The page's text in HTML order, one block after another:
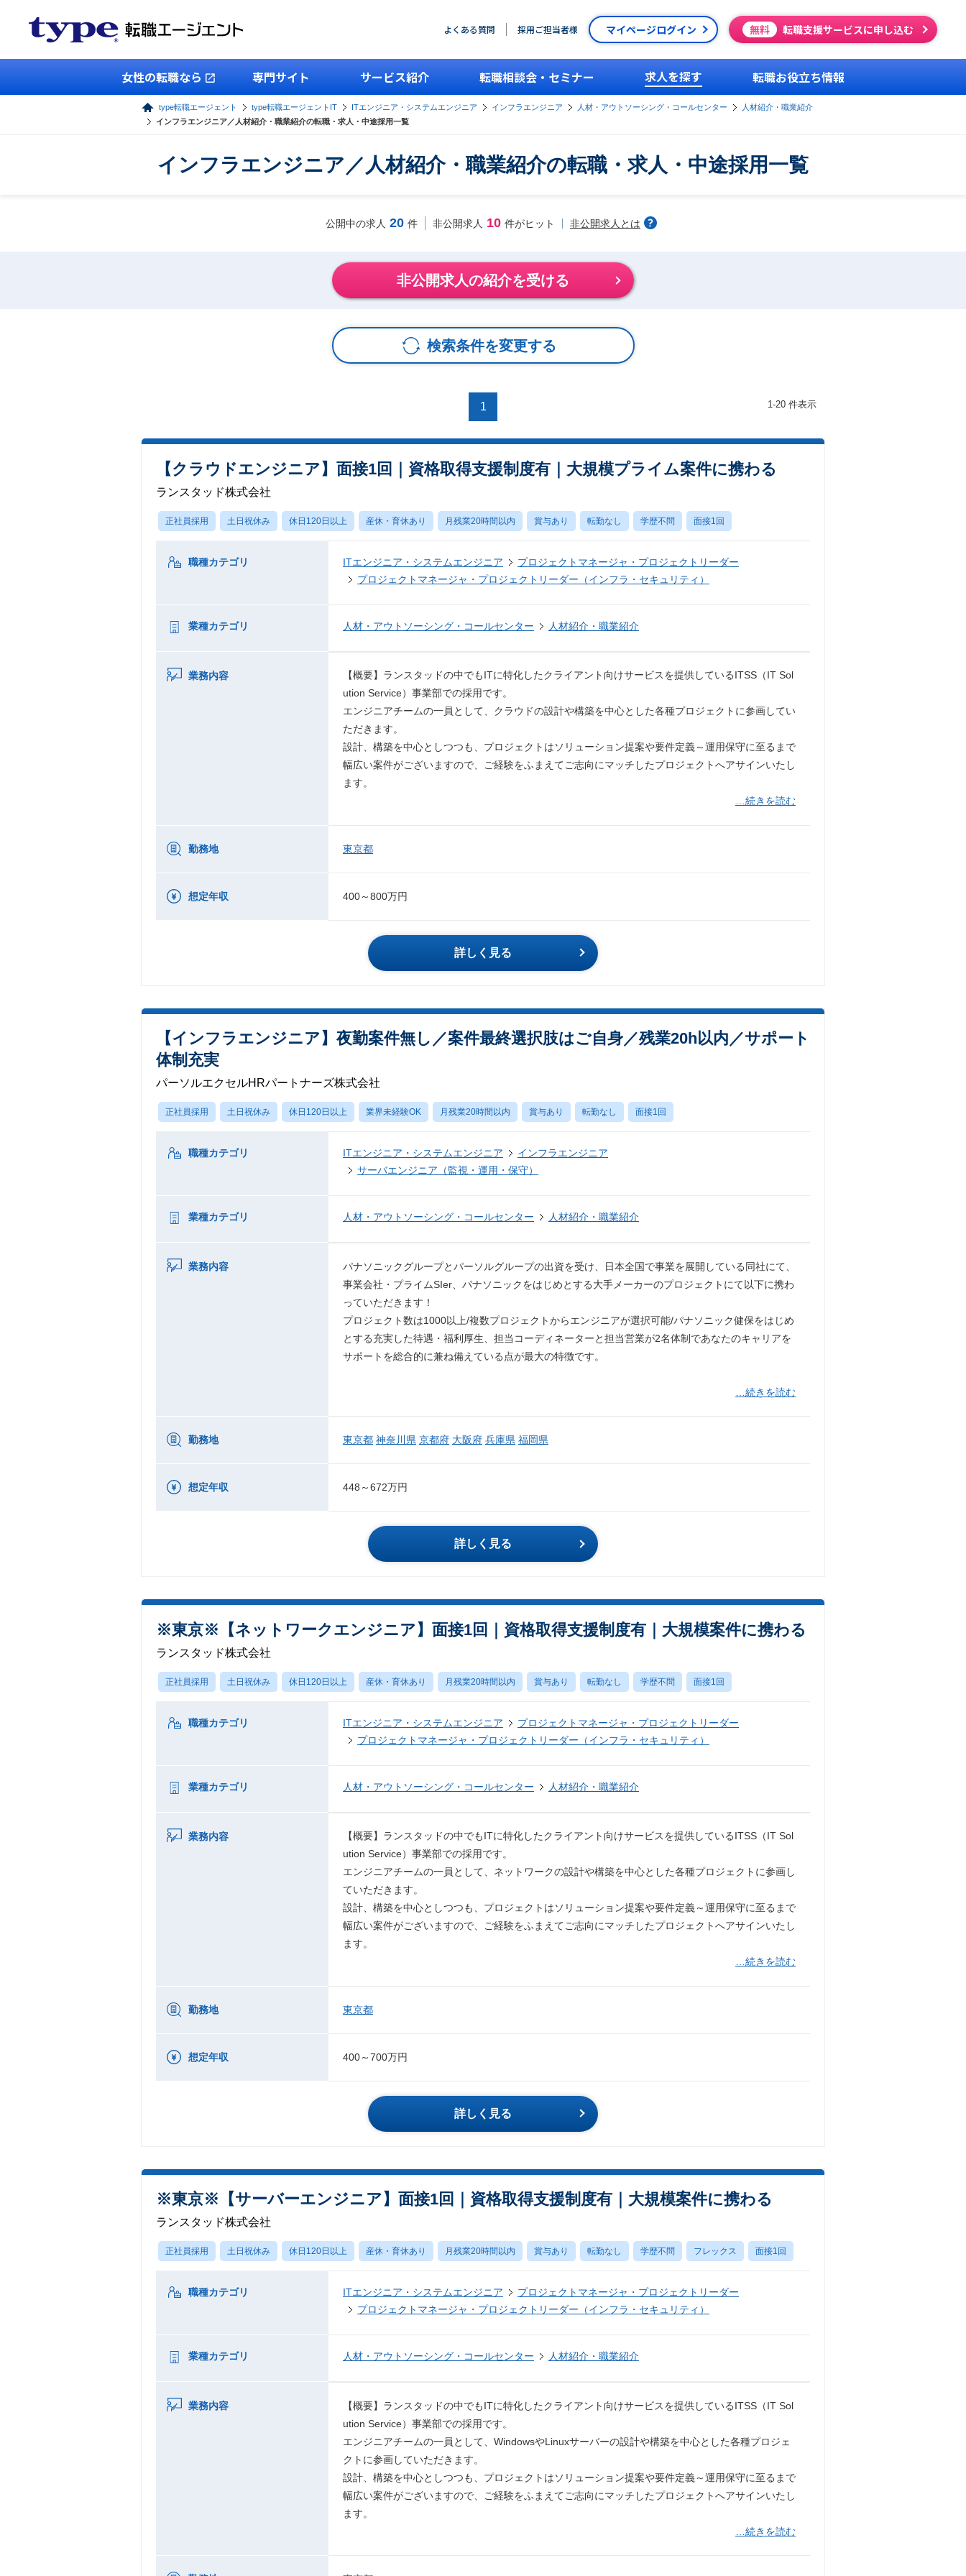
よくある質問 採用ご担当者様 マイページログイン 無料 転職支援サービスに申し込む
女性の転職なら 専門サイト サービス紹介 転職相談会・セミナー 求人を探す 転職お役立ち情報
type転職エージェント type転職エージェントIT ITエンジニア・システムエンジニア インフラエンジニア 人材・アウトソーシング・コールセンター
人材紹介・職業紹介
インフラエンジニア／人材紹介・職業紹介の転職・求人・中途採用一覧
インフラエンジニア／人材紹介・職業紹介の転職・求人・中途採用一覧
公開中の求人 20 件 非公開求人 10 件がヒット 非公開求人とは
非公開求人の紹介を受ける
検索条件を変更する
1 1-20 件表示
【クラウドエンジニア】面接1回｜資格取得支援制度有｜大規模プライム案件に携わる
ランスタッド株式会社
正社員採用 土日祝休み 休日120日以上 産休・育休あり 月残業20時間以内 賞与あり 転勤なし 学歴不問 面接1回
職種カテゴリ ITエンジニア・システムエンジニア
プロジェクトマネージャ・プロジェクトリーダー
プロジェクトマネージャ・プロジェクトリーダー（インフラ・セキュリティ）
業種カテゴリ 人材・アウトソーシング・コールセンター 人材紹介・職業紹介
業務内容
【概要】ランスタッドの中でもITに特化したクライアント向けサービスを提供しているITSS（IT Sol
ution Service）事業部での採用です。
エンジニアチームの一員として、クラウドの設計や構築を中心とした各種プロジェクトに参画してい
ただきます。
設計、構築を中心としつつも、プロジェクトはソリューション提案や要件定義～運用保守に至るまで
幅広い案件がございますので、ご経験をふまえてご志向にマッチしたプロジェクトへアサインいたし
ます。
…続きを読む
勤務地 東京都
想定年収 400～800万円
詳しく見る
【インフラエンジニア】夜勤案件無し／案件最終選択肢はご自身／残業20h以内／サポート
体制充実
パーソルエクセルHRパートナーズ株式会社
正社員採用 土日祝休み 休日120日以上 業界未経験OK 月残業20時間以内 賞与あり 転勤なし 面接1回
職種カテゴリ ITエンジニア・システムエンジニア
インフラエンジニア
サーバエンジニア（監視・運用・保守）
業種カテゴリ 人材・アウトソーシング・コールセンター 人材紹介・職業紹介
業務内容
パナソニックグループとパーソルグループの出資を受け、日本全国で事業を展開している同社にて、
事業会社・プライムSIer、パナソニックをはじめとする大手メーカーのプロジェクトにて以下に携わ
っていただきます！
プロジェクト数は1000以上/複数プロジェクトからエンジニアが選択可能/パナソニック健保をはじめ
とする充実した待遇・福利厚生、担当コーディネーターと担当営業が2名体制であなたのキャリアを
サポートを総合的に兼ね備えている点が最大の特徴です。
…続きを読む
勤務地 東京都 神奈川県 京都府 大阪府 兵庫県 福岡県
想定年収 448～672万円
詳しく見る
※東京※【ネットワークエンジニア】面接1回｜資格取得支援制度有｜大規模案件に携わる
ランスタッド株式会社
正社員採用 土日祝休み 休日120日以上 産休・育休あり 月残業20時間以内 賞与あり 転勤なし 学歴不問 面接1回
職種カテゴリ ITエンジニア・システムエンジニア
プロジェクトマネージャ・プロジェクトリーダー
プロジェクトマネージャ・プロジェクトリーダー（インフラ・セキュリティ）
業種カテゴリ 人材・アウトソーシング・コールセンター 人材紹介・職業紹介
業務内容
【概要】ランスタッドの中でもITに特化したクライアント向けサービスを提供しているITSS（IT Sol
ution Service）事業部での採用です。
エンジニアチームの一員として、ネットワークの設計や構築を中心とした各種プロジェクトに参画し
ていただきます。
設計、構築を中心としつつも、プロジェクトはソリューション提案や要件定義～運用保守に至るまで
幅広い案件がございますので、ご経験をふまえてご志向にマッチしたプロジェクトへアサインいたし
ます。
…続きを読む
勤務地 東京都
想定年収 400～700万円
詳しく見る
※東京※【サーバーエンジニア】面接1回｜資格取得支援制度有｜大規模案件に携わる
ランスタッド株式会社
正社員採用 土日祝休み 休日120日以上 産休・育休あり 月残業20時間以内 賞与あり 転勤なし 学歴不問 フレックス 面接1回
職種カテゴリ ITエンジニア・システムエンジニア
プロジェクトマネージャ・プロジェクトリーダー
プロジェクトマネージャ・プロジェクトリーダー（インフラ・セキュリティ）
業種カテゴリ 人材・アウトソーシング・コールセンター 人材紹介・職業紹介
業務内容
【概要】ランスタッドの中でもITに特化したクライアント向けサービスを提供しているITSS（IT Sol
ution Service）事業部での採用です。
エンジニアチームの一員として、WindowsやLinuxサーバーの設計や構築を中心とした各種プロジェ
クトに参画していただきます。
設計、構築を中心としつつも、プロジェクトはソリューション提案や要件定義～運用保守に至るまで
幅広い案件がございますので、ご経験をふまえてご志向にマッチしたプロジェクトへアサインいたし
ます。
…続きを読む